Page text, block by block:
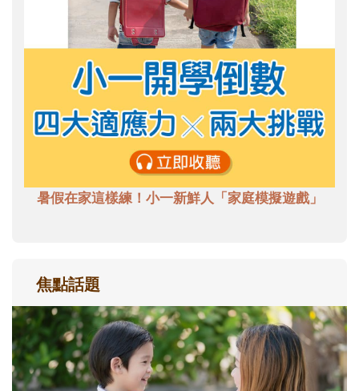
暑假在家這樣練！小一新鮮人「家庭模擬遊戲」
焦點話題
和孩子一起長大的那個男人│讀懂父親的
不同模樣